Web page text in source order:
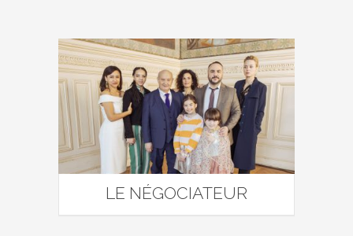
LE NÉGOCIATEUR